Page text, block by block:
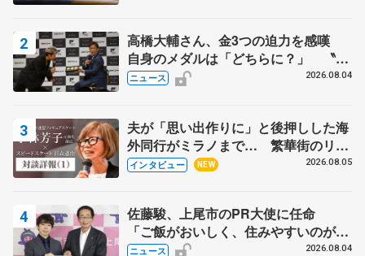
高橋大輔さん、金3つの迫力を感嘆
自身のメダルは「どちらに？」 〝リ
ス兄弟〟オリンピック3連覇の野村忠
ニュース 2026.08.04
夫が「思い出作りに」と後押しした海
外同行がミラノまで… 繁華街のリン
クでは不良のお兄さんも味方に 小林
インタビュー NEW 2026.08.05
佐藤駿、上尾市のPR大使に任命
「ご飯がおいしく、住みやすいのが魅
力」
ニュース 2026.08.04